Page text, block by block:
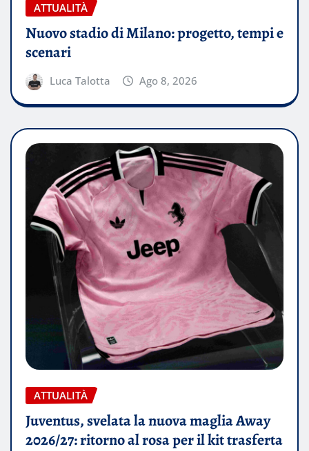
ATTUALITÀ
Nuovo stadio di Milano: progetto, tempi e
scenari
Luca Talotta Ago 8, 2026
ATTUALITÀ
Juventus, svelata la nuova maglia Away
2026/27: ritorno al rosa per il kit trasferta